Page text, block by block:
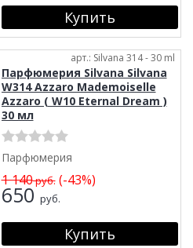
арт.: Silvana 314 - 30 ml
Парфюмерия Silvana Silvana
W314 Azzaro Mademoiselle
Azzaro ( W10 Eternal Dream )
30 мл
Парфюмерия
1 140руб.(-43%)
650 руб.